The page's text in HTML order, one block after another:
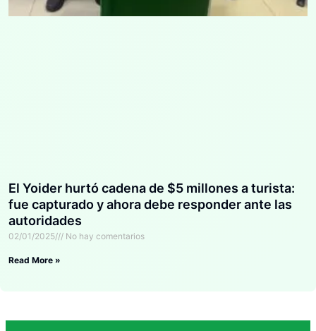
El Yoider hurtó cadena de $5 millones a turista:
fue capturado y ahora debe responder ante las
autoridades
02/01/2025 No hay comentarios
Read More »